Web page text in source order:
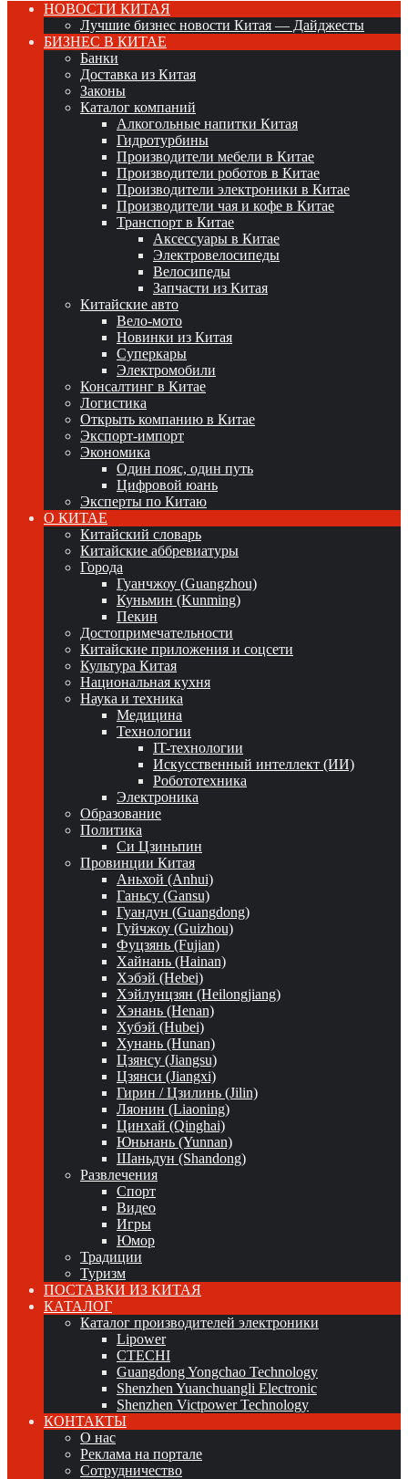
НОВОСТИ КИТАЯ
Лучшие бизнес новости Китая — Дайджесты
БИЗНЕС В КИТАЕ
Банки
Доставка из Китая
Законы
Каталог компаний
Алкогольные напитки Китая
Гидротурбины
Производители мебели в Китае
Производители роботов в Китае
Производители электроники в Китае
Производители чая и кофе в Китае
Транспорт в Китае
Аксессуары в Китае
Электровелосипеды
Велосипеды
Запчасти из Китая
Китайские авто
Вело-мото
Новинки из Китая
Суперкары
Электромобили
Консалтинг в Китае
Логистика
Открыть компанию в Китае
Экспорт-импорт
Экономика
Один пояс, один путь
Цифровой юань
Эксперты по Китаю
О КИТАЕ
Китайский словарь
Китайские аббревиатуры
Города
Гуанчжоу (Guangzhou)
Куньмин (Kunming)
Пекин
Достопримечательности
Китайские приложения и соцсети
Культура Китая
Национальная кухня
Наука и техника
Медицина
Технологии
IT-технологии
Искусственный интеллект (ИИ)
Робототехника
Электроника
Образование
Политика
Си Цзиньпин
Провинции Китая
Аньхой (Anhui)
Ганьсу (Gansu)
Гуандун (Guangdong)
Гуйчжоу (Guizhou)
Фуцзянь (Fujian)
Хайнань (Hainan)
Хэбэй (Hebei)
Хэйлунцзян (Heilongjiang)
Хэнань (Henan)
Хубэй (Hubei)
Хунань (Hunan)
Цзянсу (Jiangsu)
Цзянси (Jiangxi)
Гирин / Цзилинь (Jilin)
Ляонин (Liaoning)
Цинхай (Qinghai)
Юньнань (Yunnan)
Шаньдун (Shandong)
Развлечения
Спорт
Видео
Игры
Юмор
Традиции
Туризм
ПОСТАВКИ ИЗ КИТАЯ
КАТАЛОГ
Каталог производителей электроники
Lipower
CTECHI
Guangdong Yongchao Technology
Shenzhen Yuanchuangli Electronic
Shenzhen Victpower Technology
КОНТАКТЫ
О нас
Реклама на портале
Сотрудничество